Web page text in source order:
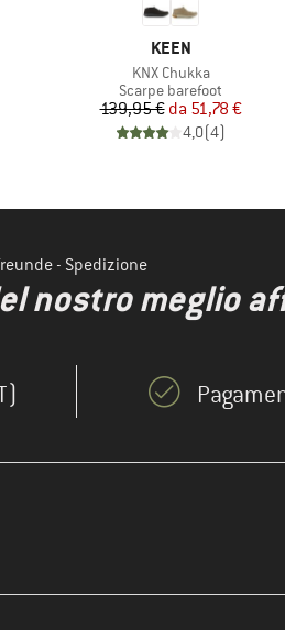
MARCHIO
KEEN
Articolo
KNX Chukka
Gruppo di prodotti
Scarpe barefoot
Prezzo
139,95 € Prezzo ridotto
da 51,78 €
4,0(4)
- Spedizione
nostro meglio